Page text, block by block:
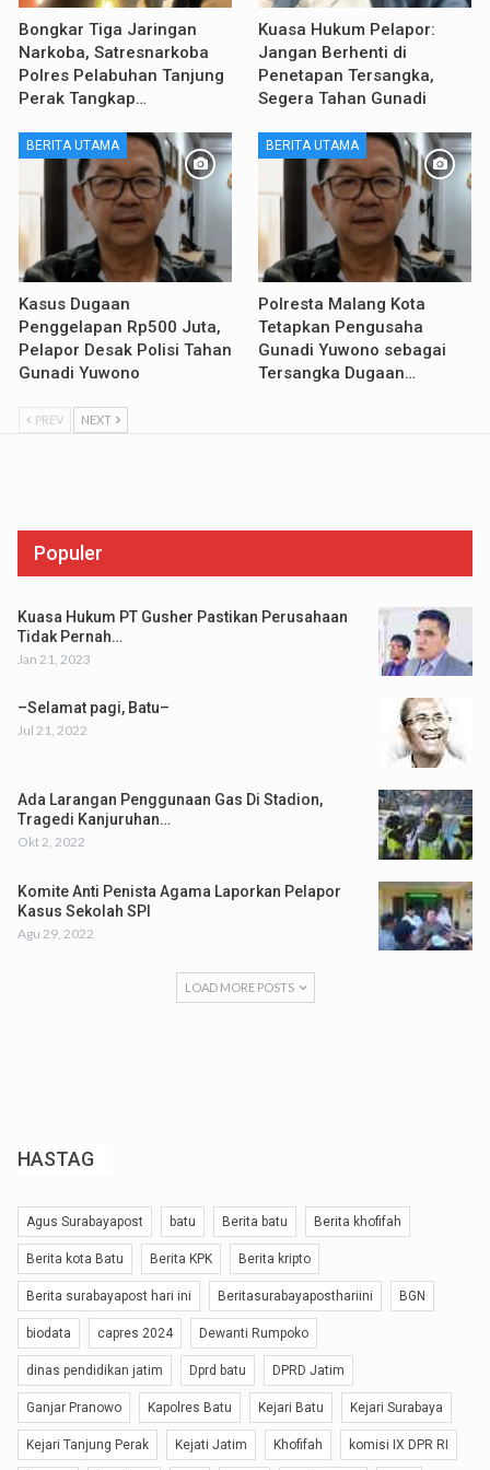
Bongkar Tiga Jaringan
Narkoba, Satresnarkoba
Polres Pelabuhan Tanjung
Perak Tangkap…
Kuasa Hukum Pelapor:
Jangan Berhenti di
Penetapan Tersangka,
Segera Tahan Gunadi
BERITA UTAMA
Kasus Dugaan
Penggelapan Rp500 Juta,
Pelapor Desak Polisi Tahan
Gunadi Yuwono
BERITA UTAMA
Polresta Malang Kota
Tetapkan Pengusaha
Gunadi Yuwono sebagai
Tersangka Dugaan…
PREV NEXT
Populer
Kuasa Hukum PT Gusher Pastikan Perusahaan
Tidak Pernah…
Jan 21, 2023
–Selamat pagi, Batu–
Jul 21, 2022
Ada Larangan Penggunaan Gas Di Stadion,
Tragedi Kanjuruhan…
Okt 2, 2022
Komite Anti Penista Agama Laporkan Pelapor
Kasus Sekolah SPI
Agu 29, 2022
LOAD MORE POSTS
HASTAG
Agus Surabayapost batu Berita batu Berita khofifah
Berita kota Batu Berita KPK Berita kripto
Berita surabayapost hari ini Beritasurabayaposthariini BGN
biodata capres 2024 Dewanti Rumpoko
dinas pendidikan jatim Dprd batu DPRD Jatim
Ganjar Pranowo Kapolres Batu Kejari Batu Kejari Surabaya
Kejari Tanjung Perak Kejati Jatim Khofifah komisi IX DPR RI